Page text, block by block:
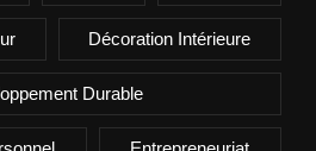
Décoration Intérieure
Durable